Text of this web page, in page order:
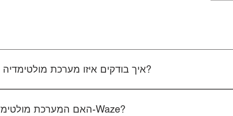
איך בודקים איזו מערכת מולטימדיה מתאימה לרכב שלכם?
האם המערכת מולטימדיה כוללת אנדרואיד ו-Waze?